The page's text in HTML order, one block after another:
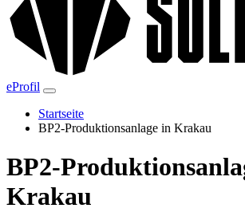
eProfil
Startseite
BP2-Produktionsanlage in Krakau
BP2-
Krakau